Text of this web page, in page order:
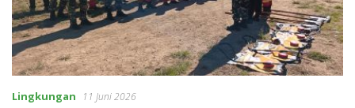
Lingkungan 11 Juni 2026